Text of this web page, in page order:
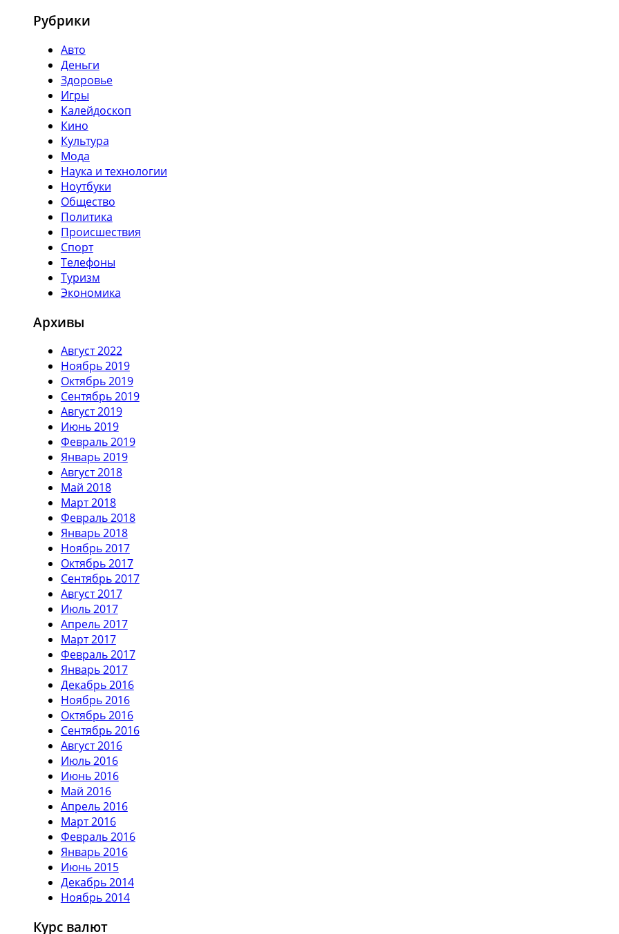
Рубрики
Авто
Деньги
Здоровье
Игры
Калейдоскоп
Кино
Культура
Мода
Наука и технологии
Ноутбуки
Общество
Политика
Происшествия
Спорт
Телефоны
Туризм
Экономика
Архивы
Август 2022
Ноябрь 2019
Октябрь 2019
Сентябрь 2019
Август 2019
Июнь 2019
Февраль 2019
Январь 2019
Август 2018
Май 2018
Март 2018
Февраль 2018
Январь 2018
Ноябрь 2017
Октябрь 2017
Сентябрь 2017
Август 2017
Июль 2017
Апрель 2017
Март 2017
Февраль 2017
Январь 2017
Декабрь 2016
Ноябрь 2016
Октябрь 2016
Сентябрь 2016
Август 2016
Июль 2016
Июнь 2016
Май 2016
Апрель 2016
Март 2016
Февраль 2016
Январь 2016
Июнь 2015
Декабрь 2014
Ноябрь 2014
Курс валют